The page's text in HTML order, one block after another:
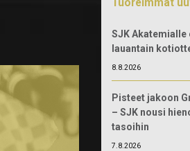
SJK Akatemialle
lauantain
8.8.2026
Pisteet jakoon
– SJK nousi
tasoihin
7.8.2026